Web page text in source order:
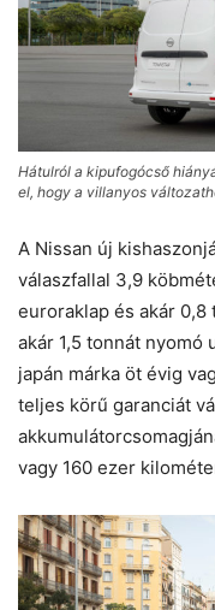
Hátulról a kipufogócső
el, hogy a villanyos
A Nissan új
válaszfallal 3,9
euroraklap és akár
akár 1,5 tonnát nyomó
japán márka öt évig
teljes körű garanciát
vagy 160 ezer